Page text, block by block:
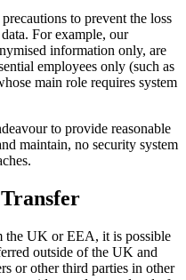
to prevent the loss
For example, our
information only, are
employees only (such as
main role requires system
to provide reasonable
maintain, no security system
the UK or EEA, it is possible
outside of the UK and
or other third parties in other